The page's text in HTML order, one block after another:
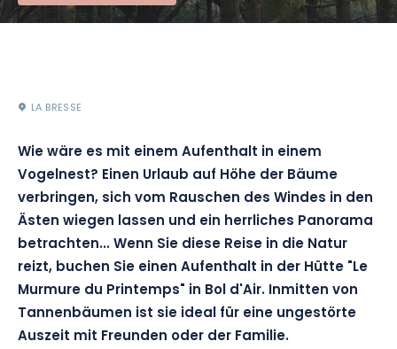
LA BRESSE
Wie wäre es mit einem Aufenthalt in einem
Vogelnest? Einen Urlaub auf Höhe der Bäume
verbringen, sich vom Rauschen des Windes in den
Ästen wiegen lassen und ein herrliches Panorama
betrachten... Wenn Sie diese Reise in die Natur
reizt, buchen Sie einen Aufenthalt in der Hütte "Le
Murmure du Printemps" in Bol d'Air. Inmitten von
Tannenbäumen ist sie ideal für eine ungestörte
Auszeit mit Freunden oder der Familie.